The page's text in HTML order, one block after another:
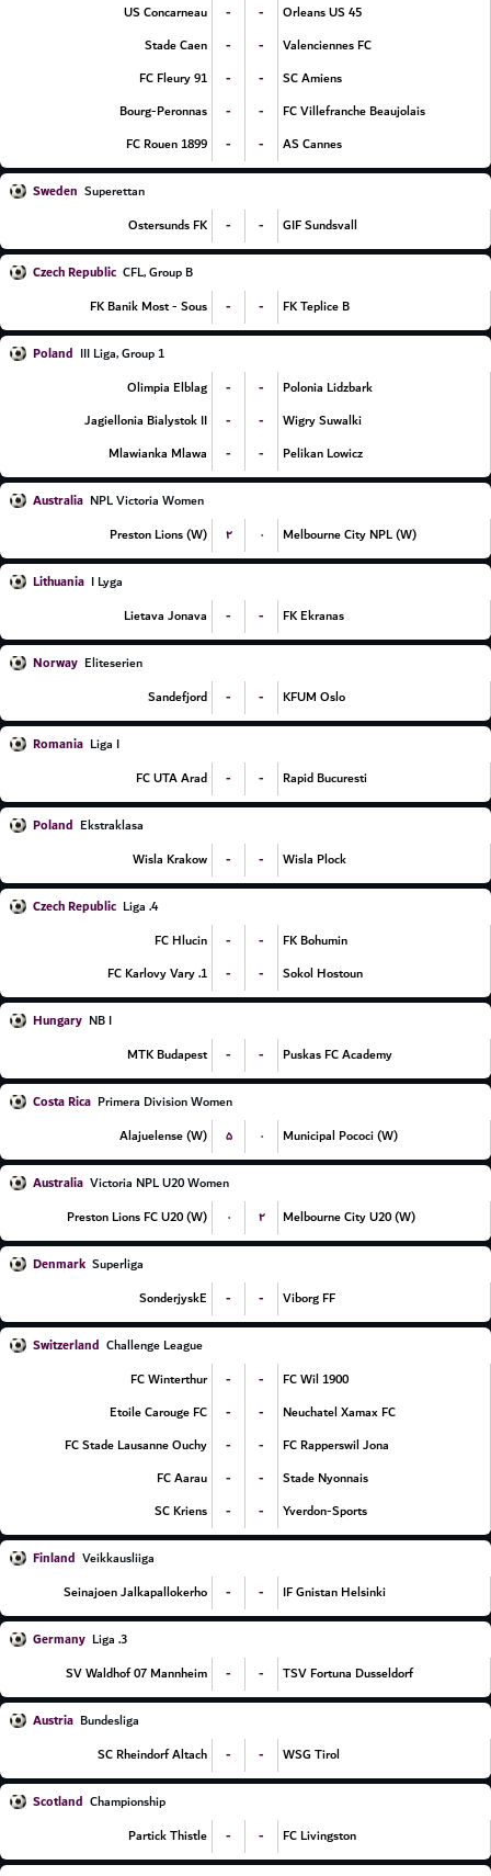
US Concarneau
- -
Orleans US 45
Stade Caen
- -
Valenciennes FC
FC Fleury 91
- -
SC Amiens
Bourg-Peronnas
- -
FC Villefranche Beaujolais
FC Rouen 1899
- - AS Cannes
Sweden Superettan
Ostersunds FK
- - GIF Sundsvall
Czech Republic CFL, Group B
FK Banik Most - Sous
- - FK Teplice B
Poland III Liga, Group 1
Olimpia Elblag
- -
Polonia Lidzbark
Jagiellonia Bialystok II
- -
Wigry Suwalki
Mlawianka Mlawa
- - Pelikan Lowicz
Australia NPL Victoria Women
Preston Lions (W)
۲ ۰ Melbourne City NPL (W)
Lithuania I Lyga
Lietava Jonava
- - FK Ekranas
Norway Eliteserien
Sandefjord
- - KFUM Oslo
Romania Liga I
FC UTA Arad
- - Rapid Bucuresti
Poland Ekstraklasa
Wisla Krakow
- - Wisla Plock
Czech Republic
4. Liga
FC Hlucin
- -
FK Bohumin
1. FC Karlovy Vary
- - Sokol Hostoun
Hungary NB I
MTK Budapest
- - Puskas FC Academy
Costa Rica Primera Division Women
Alajuelense (W)
۵ ۰ Municipal Pococi (W)
Australia Victoria NPL U20 Women
Preston Lions FC U20 (W)
۰ ۲ Melbourne City U20 (W)
Denmark Superliga
SonderjyskE
- - Viborg FF
Switzerland Challenge League
FC Winterthur
- -
FC Wil 1900
Etoile Carouge FC
- -
Neuchatel Xamax FC
FC Stade Lausanne Ouchy
- -
FC Rapperswil Jona
FC Aarau
- -
Stade Nyonnais
SC Kriens
- - Yverdon-Sports
Finland Veikkausliiga
Seinajoen Jalkapallokerho
- - IF Gnistan Helsinki
Germany
3. Liga
SV Waldhof 07 Mannheim
- - TSV Fortuna Dusseldorf
Austria Bundesliga
SC Rheindorf Altach
- - WSG Tirol
Scotland Championship
Partick Thistle
- - FC Livingston